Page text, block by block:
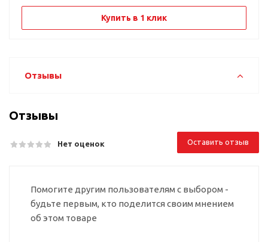
Купить в 1 клик
Отзывы
Отзывы
Нет оценок Оставить отзыв
Помогите другим пользователям с выбором -
будьте первым, кто поделится своим мнением
об этом товаре